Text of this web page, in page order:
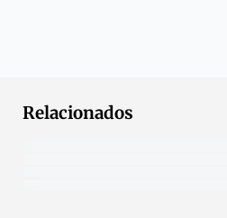
Relacionados